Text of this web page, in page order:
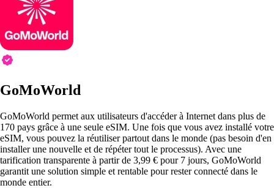
GoMoWorld
GoMoWorld permet aux utilisateurs d'accéder à Internet dans plus de
170 pays grâce à une seule eSIM. Une fois que vous avez installé votre
eSIM, vous pouvez la réutiliser partout dans le monde (pas besoin d'en
installer une nouvelle et de répéter tout le processus). Avec une
tarification transparente à partir de 3,99 € pour 7 jours, GoMoWorld
garantit une solution simple et rentable pour rester connecté dans le
monde entier.